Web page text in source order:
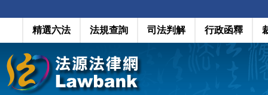
精選六法 法規查詢 司法判解 行政函釋